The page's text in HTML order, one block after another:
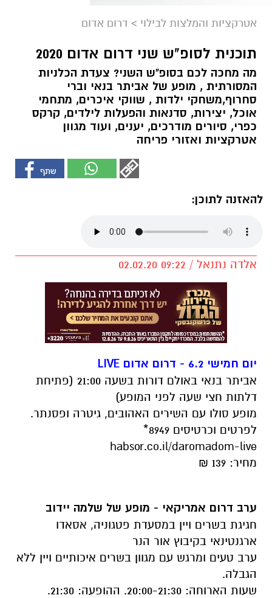
אטרקציות והמלצות לבילוי > דרום אדום
תוכנית לסופ"ש שני דרום אדום 2020
מה מחכה לכם בסופ"ש השני? צעדת הכלניות
המסורתית , מופע של אביתר בנאי וברי
סחרוף,משחקי ילדות , שווקי איכרים, מתחמי
אוכל, יצירות, סדנאות והפעלות לילדים, קרקס
כפרי, סיורים מודרכים, יענים, ועוד מגוון
אטרקציות ואזורי פריחה
להאזנה לתוכן:
אלדה נתנאל / 09:22 02.02.20
יום חמישי 6.2 - דרום אדום LIVE
אביתר בנאי באולם דורות בשעה 21:00 (פתיחת
דלתות חצי שעה לפני המופע)
מופע סולו עם השירים האהובים, גיטרה ופסנתר.
לפרטים וכרטיסים 8949*
habsor.co.il/daromadom-live
מחיר: 139 ₪
ערב דרום אמריקאי - מופע של שלמה יידוב
חגיגת בשרים ויין במסעדת פטגוניה, אסאדו
ארגנטינאי בקיבוץ אור הנר
ערב טעים ומרגש עם מגוון בשרים איכותיים ויין ללא
הגבלה.
שעות הארוחה: 20:00-21:30. ההופעה: 21:30.